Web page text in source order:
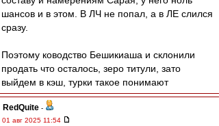
шансов и в этом. В ЛЧ не попал, а в ЛЕ слился
сразу.
Поэтому ководство Бешикиаша и склонили
продать что осталось, зеро титули, зато
выйдем в кэш, турки такое понимают
RedQuite -
01 авг 2025 11:54